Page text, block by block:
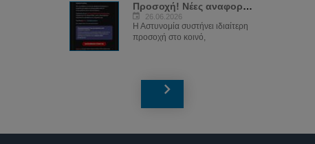
Προσοχή! Νέες αναφορές για παραπλανητικά...
26.06.2026
Η Αστυνομία συστήνει ιδιαίτερη
προσοχή στο κοινό,